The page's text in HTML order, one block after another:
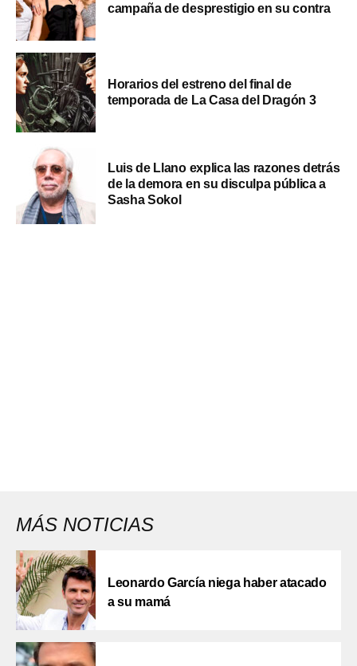
campaña de desprestigio en su contra
Horarios del estreno del final de
temporada de La Casa del Dragón 3
Luis de Llano explica las razones detrás
de la demora en su disculpa pública a
Sasha Sokol
MÁS NOTICIAS
Leonardo García niega haber atacado
a su mamá